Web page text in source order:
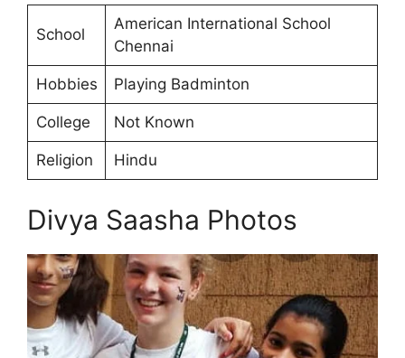
School
American International School
Chennai
Hobbies Playing Badminton
College Not Known
Religion Hindu
Divya Saasha Photos